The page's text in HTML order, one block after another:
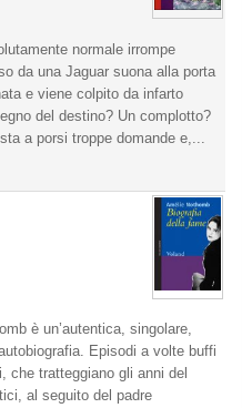
normale irrompe
da una Jaguar suona alla porta
e viene colpito da infarto
del destino? Un complotto?
a porsi troppe domande e,...
è un’autentica, singolare,
Episodi a volte buffi
che tratteggiano gli anni del
al seguito del padre